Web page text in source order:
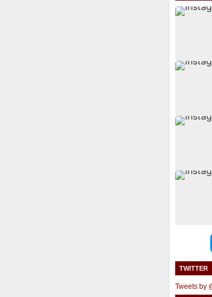
TWITTER
Tweets by